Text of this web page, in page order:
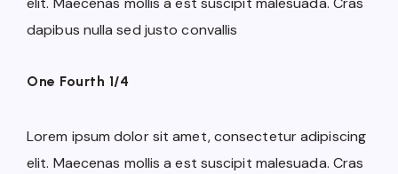
dapibus nulla sed justo convallis
One Fourth 1/4
Lorem ipsum dolor sit amet, consectetur adipiscing
elit. Maecenas mollis a est suscipit malesuada. Cras